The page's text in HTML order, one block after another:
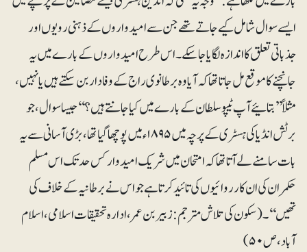
ایسے سوال شامل کیے جاتے تھے جن سے امیدواروں کے ذہنی رویوں اور
جذباتی تعلق کا اندازہ لگایا جاسکے۔ اس طرح امیدواروں کے بارے میں یہ
جانچنے کا موقع مل جاتا تھا کہ آیا وہ برطانوی راج کے وفادار بن سکتے ہیں یا نہیں،
مثلاً ’’بتائیے آپ ٹیپو سلطان کے بارے میں کیا جانتے ہیں؟‘‘ جیسا سوال، جو
برٹش انڈیا کی ہسٹری کے پرچہ میں۱۸۹۵ء میں پوچھا گیا تھا ، بڑی آسانی سے یہ
بات سامنے لے آتا تھا کہ امتحان میں شریک امیدوار کس حد تک اس مسلم
حکمران کی ان کارروائیوں کی تائید کرتا ہے جو اس نے برطانیہ کے خلاف کی
تھیں‘‘۔(سکون کی تلاش مترجم: زبیر بن عمر ، ادارہ تحقیقات اسلامی، اسلام
آباد، ص۵۰ )